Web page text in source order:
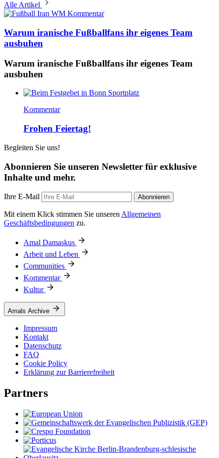
Alle Artikel
Kommentar
Warum iranische Fußballfans ihr eigenes Team
ausbuhen
Warum iranische Fußballfans ihr eigenes Team
ausbuhen
Kommentar
Frohen Feiertag!
Begleiten Sie uns!
Abonnieren Sie unseren Newsletter für exklusive
Inhalte und mehr.
Ihre E-Mail Abonnieren
Mit einem Klick stimmen Sie unseren Allgemeinen
Geschäftsbedingungen zu.
Amal Damaskus
Arbeit und Leben
Communities
Kommentar
Kultur
Amals Archive
Impressum
Kontakt
Datenschutz
FAQ
Cookie Policy
Erklärung zur Barrierefreiheit
Partners